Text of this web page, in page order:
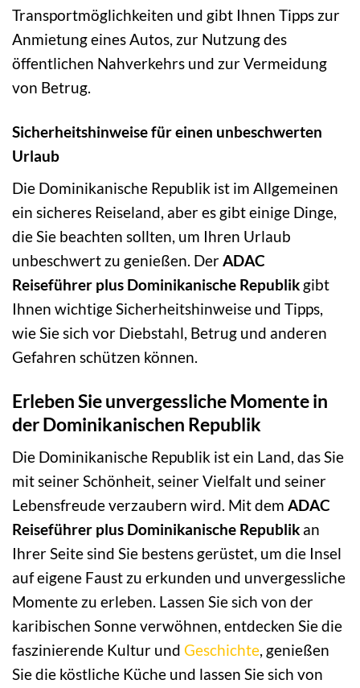
Transportmöglichkeiten und gibt Ihnen Tipps zur
Anmietung eines Autos, zur Nutzung des
öffentlichen Nahverkehrs und zur Vermeidung
von Betrug.
Sicherheitshinweise für einen unbeschwerten
Urlaub
Die Dominikanische Republik ist im Allgemeinen
ein sicheres Reiseland, aber es gibt einige Dinge,
die Sie beachten sollten, um Ihren Urlaub
unbeschwert zu genießen. DerADAC
Reiseführer plus Dominikanische Republik gibt
Ihnen wichtige Sicherheitshinweise und Tipps,
wie Sie sich vor Diebstahl, Betrug und anderen
Gefahren schützen können.
Erleben Sie unvergessliche Momente in
der Dominikanischen Republik
Die Dominikanische Republik ist ein Land, das Sie
mit seiner Schönheit, seiner Vielfalt und seiner
Lebensfreude verzaubern wird. Mit dem ADAC
Reiseführer plus Dominikanische Republik an
Ihrer Seite sind Sie bestens gerüstet, um die Insel
auf eigene Faust zu erkunden und unvergessliche
Momente zu erleben. Lassen Sie sich von der
karibischen Sonne verwöhnen, entdecken Sie die
faszinierende Kultur und Geschichte, genießen
Sie die köstliche Küche und lassen Sie sich von